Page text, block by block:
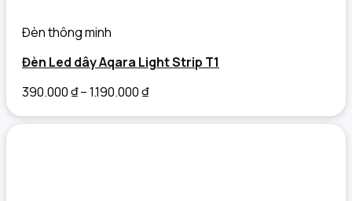
Đèn thông minh
Đèn Led dây Aqara Light Strip T1
390.000₫–1.190.000₫